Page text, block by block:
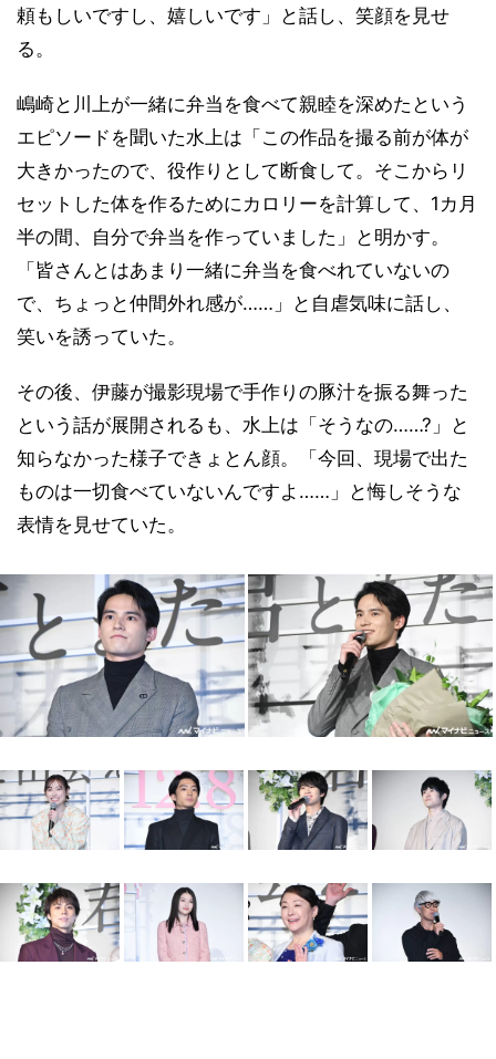
頼もしいですし、嬉しいです」と話し、笑顔を見せ
る。
嶋崎と川上が一緒に弁当を食べて親睦を深めたという
エピソードを聞いた水上は「この作品を撮る前が体が
大きかったので、役作りとして断食して。そこからリ
セットした体を作るためにカロリーを計算して、1カ月
半の間、自分で弁当を作っていました」と明かす。
「皆さんとはあまり一緒に弁当を食べれていないの
で、ちょっと仲間外れ感が……」と自虐気味に話し、
笑いを誘っていた。
その後、伊藤が撮影現場で手作りの豚汁を振る舞った
という話が展開されるも、水上は「そうなの……?」と
知らなかった様子できょとん顔。「今回、現場で出た
ものは一切食べていないんですよ……」と悔しそうな
表情を見せていた。